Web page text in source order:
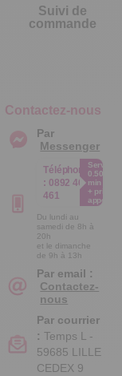
Suivi de
commande
Contactez-nous
Par
Messenger
Téléphone
: 0892 461
461
Service
0.50€ /
min
+ prix
appel
Du lundi au
samedi de 8h à
20h
et le dimanche
de 9h à 13h
Par email :
Contactez-
nous
Par courrier
: Temps L -
59685 LILLE
CEDEX 9